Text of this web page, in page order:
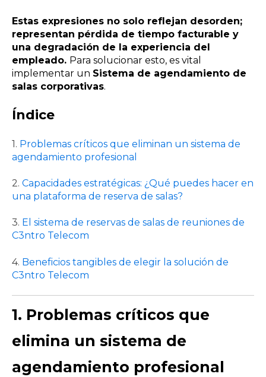
Estas expresiones no solo reflejan desorden;
representan pérdida de tiempo facturable y
una degradación de la experiencia del
empleado. Para solucionar esto, es vital
implementar un Sistema de agendamiento de
salas corporativas.
Índice
1. Problemas críticos que eliminan un sistema de
agendamiento profesional
2. Capacidades estratégicas: ¿Qué puedes hacer en
una plataforma de reserva de salas?
3. El sistema de reservas de salas de reuniones de
C3ntro Telecom
4. Beneficios tangibles de elegir la solución de
C3ntro Telecom
1. Problemas críticos que
elimina un sistema de
agendamiento profesional